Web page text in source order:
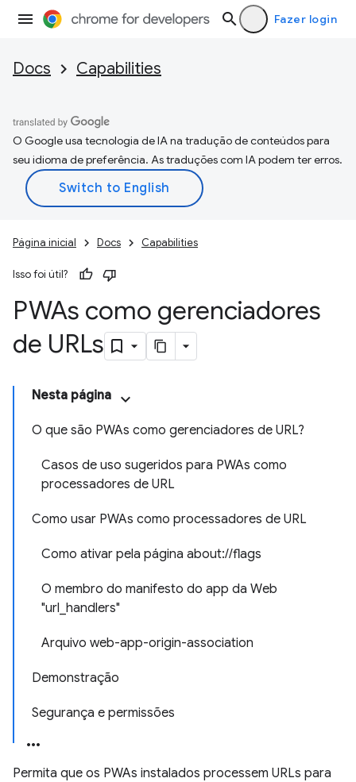
Fazer login
Docs Capabilities
O Google usa tecnologia de IA na tradução de conteúdos para
seu idioma de preferência. As traduções com IA podem ter erros.
Página inicial Docs Capabilities
Isso foi útil?
PWAs como gerenciadores
de URLs
Nesta página
O que são PWAs como gerenciadores de URL?
Casos de uso sugeridos para PWAs como
processadores de URL
Como usar PWAs como processadores de URL
Como ativar pela página about://flags
O membro do manifesto do app da Web
"url_handlers"
Arquivo web-app-origin-association
Demonstração
Segurança e permissões
Permita que os PWAs instalados processem URLs para